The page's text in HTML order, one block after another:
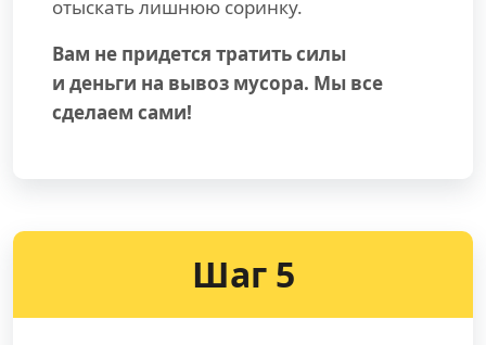
отыскать лишнюю соринку.
Вам не придется тратить силы
и деньги на вывоз мусора. Мы все
сделаем сами!
Шаг 5